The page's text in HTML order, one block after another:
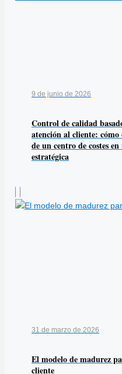
9 de junio de 2026
Control de calidad
atención al cliente:
de un centro de costes
estratégica
31 de marzo de 2026
El modelo de madurez
cliente